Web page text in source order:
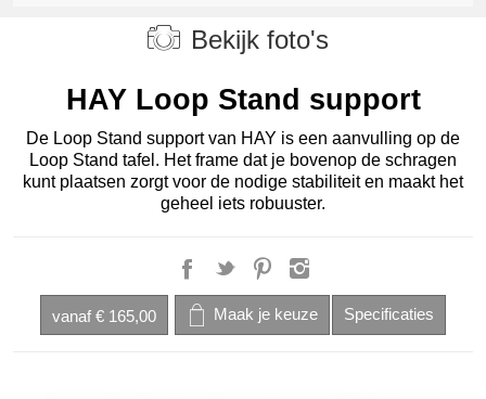
Bekijk foto's
HAY Loop Stand support
De Loop Stand support van HAY is een aanvulling op de
Loop Stand tafel. Het frame dat je bovenop de schragen
kunt plaatsen zorgt voor de nodige stabiliteit en maakt het
geheel iets robuuster.
vanaf € 165,00